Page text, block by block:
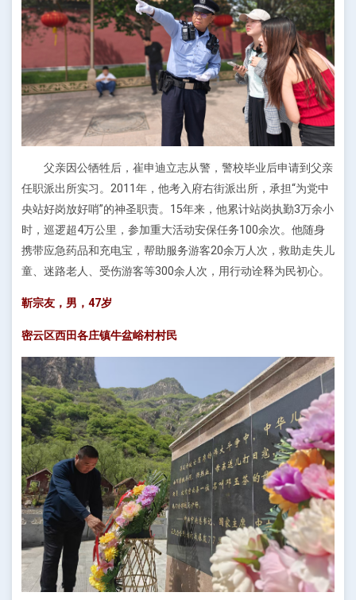
父亲因公牺牲后，崔申迪立志从警，警校毕业后申请到父亲
任职派出所实习。2011年，他考入府右街派出所，承担“为党中
央站好岗放好哨”的神圣职责。15年来，他累计站岗执勤3万余小
时，巡逻超4万公里，参加重大活动安保任务100余次。他随身
携带应急药品和充电宝，帮助服务游客20余万人次，救助走失儿
童、迷路老人、受伤游客等300余人次，用行动诠释为民初心。
靳宗友，男，47岁
密云区西田各庄镇牛盆峪村村民